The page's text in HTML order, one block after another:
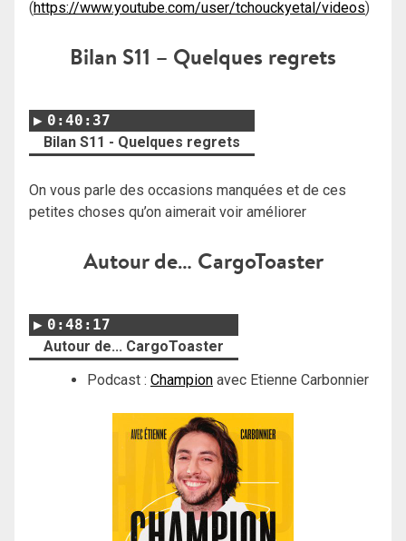
(https://www.youtube.com/user/tchouckyetal/videos)
Bilan S11 – Quelques regrets
0:40:37
Bilan S11 - Quelques regrets
On vous parle des occasions manquées et de ces
petites choses qu’on aimerait voir améliorer
Autour de… CargoToaster
0:48:17
Autour de... CargoToaster
Podcast : Champion avec Etienne Carbonnier